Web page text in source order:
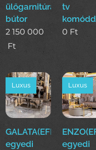
ülőgarnitúra
bútor
2 150 000
Ft
tv
0 Ft
GALATA(EFE)Luxus
egyedi
Luxus
egyedi
Luxus